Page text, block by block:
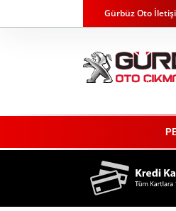
Gürbüz Oto